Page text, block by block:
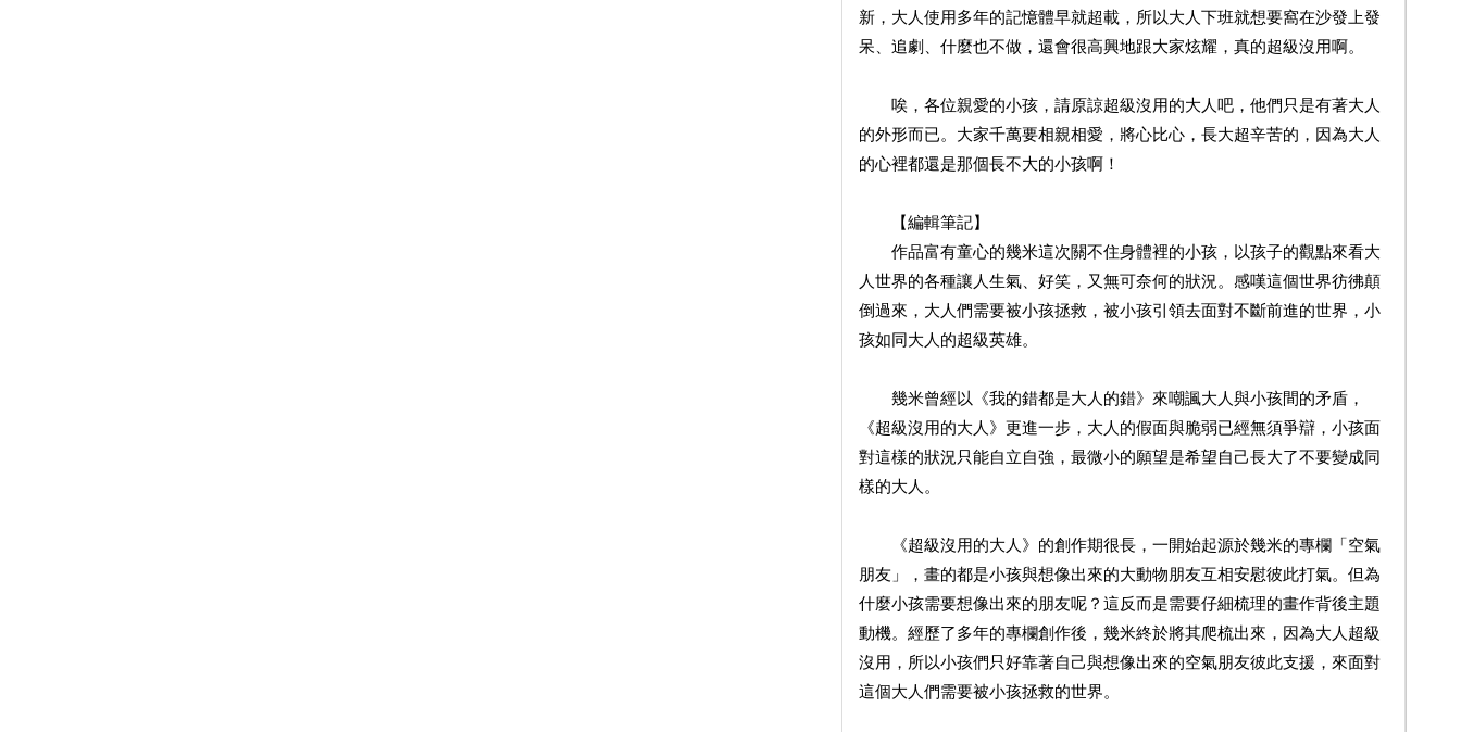
新，大人使用多年的記憶體早就超載，所以大人下班就想要窩在沙發上發
呆、追劇、什麼也不做，還會很高興地跟大家炫耀，真的超級沒用啊。
唉，各位親愛的小孩，請原諒超級沒用的大人吧，他們只是有著大人
的外形而已。大家千萬要相親相愛，將心比心，長大超辛苦的，因為大人
的心裡都還是那個長不大的小孩啊！
【編輯筆記】
作品富有童心的幾米這次關不住身體裡的小孩，以孩子的觀點來看大
人世界的各種讓人生氣、好笑，又無可奈何的狀況。感嘆這個世界彷彿顛
倒過來，大人們需要被小孩拯救，被小孩引領去面對不斷前進的世界，小
孩如同大人的超級英雄。
幾米曾經以《我的錯都是大人的錯》來嘲諷大人與小孩間的矛盾，
《超級沒用的大人》更進一步，大人的假面與脆弱已經無須爭辯，小孩面
對這樣的狀況只能自立自強，最微小的願望是希望自己長大了不要變成同
樣的大人。
《超級沒用的大人》的創作期很長，一開始起源於幾米的專欄「空氣
朋友」，畫的都是小孩與想像出來的大動物朋友互相安慰彼此打氣。但為
什麼小孩需要想像出來的朋友呢？這反而是需要仔細梳理的畫作背後主題
動機。經歷了多年的專欄創作後，幾米終於將其爬梳出來，因為大人超級
沒用，所以小孩們只好靠著自己與想像出來的空氣朋友彼此支援，來面對
這個大人們需要被小孩拯救的世界。